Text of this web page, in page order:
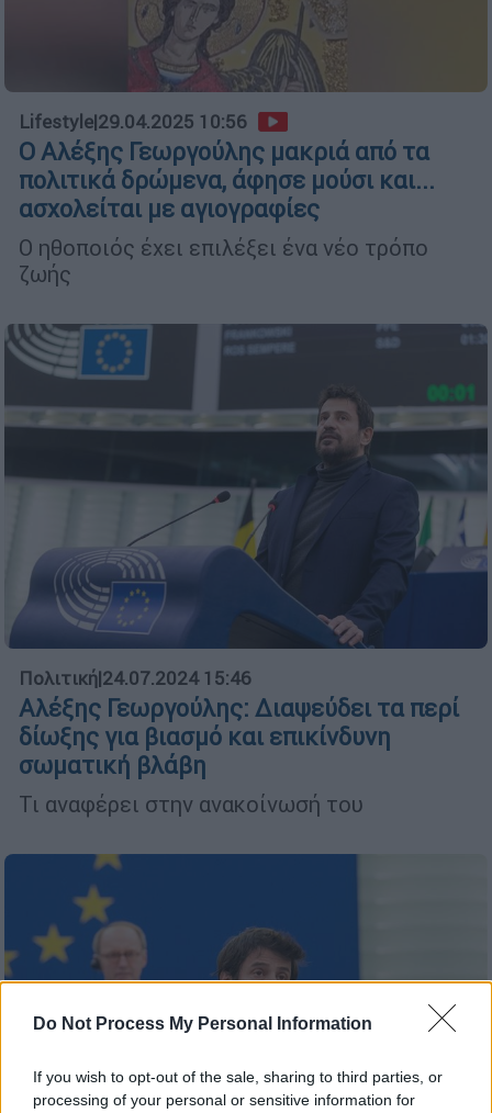
Do Not Process My Personal Information
If you wish to opt-out of the sale, sharing to third parties, or
processing of your personal or sensitive information for
Lifestyle|29.04.2025 10:56
Ο Αλέξης Γεωργούλης μακριά από τα
πολιτικά δρώμενα, άφησε μούσι και...
ασχολείται με αγιογραφίες
Ο ηθοποιός έχει επιλέξει ένα νέο τρόπο
ζωής
Πολιτική|24.07.2024 15:46
Αλέξης Γεωργούλης: Διαψεύδει τα περί
δίωξης για βιασμό και επικίνδυνη
σωματική βλάβη
Τι αναφέρει στην ανακοίνωσή του